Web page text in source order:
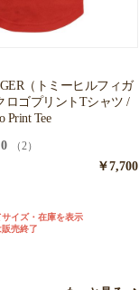
（トミーヒルフィガ
ロゴプリントTシャツ /
Print Tee
（2）
￥7,700
イズ・在庫を表示
売終了